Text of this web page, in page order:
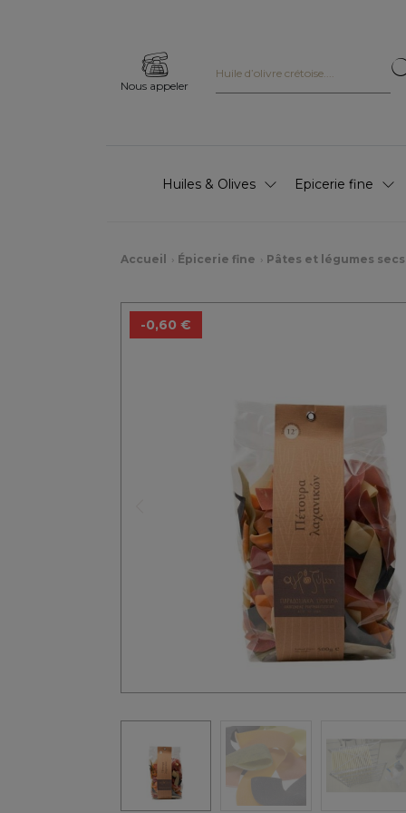
Nous appeler
Huiles & Olives Epicerie fine
Accueil Épicerie fine Pâtes et légumes secs
-0,60 €